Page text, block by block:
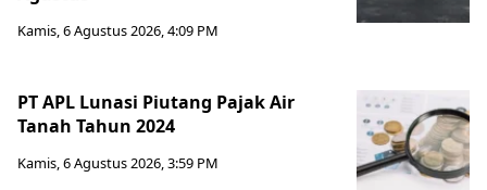
Kamis, 6 Agustus 2026, 4:09 PM
PT APL Lunasi Piutang Pajak Air
Tanah Tahun 2024
Kamis, 6 Agustus 2026, 3:59 PM